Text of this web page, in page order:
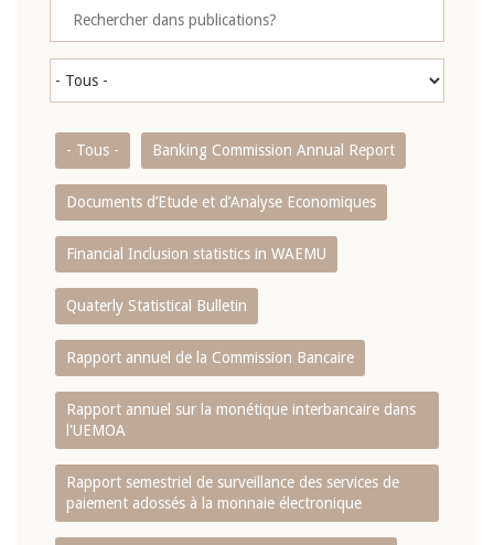
- Tous - Banking Commission Annual Report
Documents d’Etude et d’Analyse Economiques
Financial Inclusion statistics in WAEMU
Quaterly Statistical Bulletin
Rapport annuel de la Commission Bancaire
Rapport annuel sur la monétique interbancaire dans
l'UEMOA
Rapport semestriel de surveillance des services de
paiement adossés à la monnaie électronique